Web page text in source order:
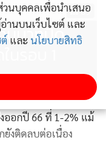
69
นบาทปิด
รอบ 1
ออกปี 66 ที่ 1-2% แม้
ยังติดลบต่อเนื่อง
วนบุคคลเพื่อนำเสนอ
นบนเว็บไซต์ และ
และ นโยบายสิทธิ